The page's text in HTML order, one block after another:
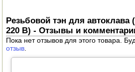
ПОСУДА ДЛЯ КУХНИ
ДУШ ДЛЯ ДАЧИ И ДОМА
Резьбовой тэн для автоклава
220 В) - Отзывы и
Пока нет отзывов для этого товара.
отзыв